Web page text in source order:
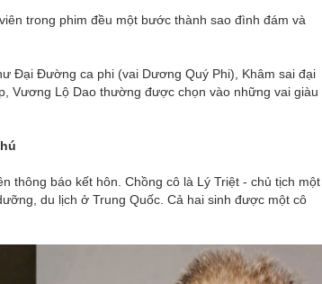
trong phim đều một bước thành sao đình đám và
Đại Đường ca phi (vai Dương Quý Phi), Khâm sai đại
Vương Lộ Dao thường được chọn vào những vai giàu
thông báo kết hôn. Chồng cô là Lý Triệt - chủ tịch một
du lịch ở Trung Quốc. Cả hai sinh được một cô